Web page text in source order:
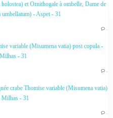
et Ornithogale à ombelle, Dame de
- Aspet - 31
…
variable (Misumena vatia) post copula -
- 31
…
crabe Thomise variable (Misumena vatia)
Milhas - 31
…